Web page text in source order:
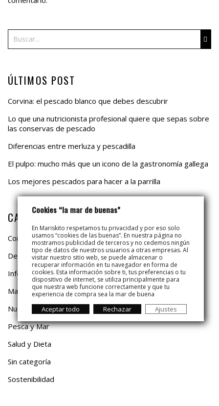
ÚLTIMOS POST
Corvina: el pescado blanco que debes descubrir
Lo que una nutricionista profesional quiere que sepas sobre
las conservas de pescado
Diferencias entre merluza y pescadilla
El pulpo: mucho más que un icono de la gastronomía gallega
Los mejores pescados para hacer a la parrilla
CATEGORÍAS
Consejos
De Temporada
Información
Mariskito
Nuestro Mar
Pesca y Mar
Salud y Dieta
Sin categoría
Sostenibilidad
Cookies “la mar de buenas”
En Mariskito respetamos tu privacidad y por eso solo
usamos “cookies de las buenas”. En nuestra página no
mostramos publicidad de terceros y no cedemos ningún
tipo de datos de nuestros usuarios a otras empresas. Al
visitar nuestro sitio web, se puede almacenar o
recuperar información en tu navegador en forma de
cookies. Esta información sobre ti, tus preferencias o tu
dispositivo de internet, se utiliza principalmente para
que nuestra web funcione correctamente y que tu
experiencia de compra sea la mar de buena
Aceptar todo Rechazar Ajustes